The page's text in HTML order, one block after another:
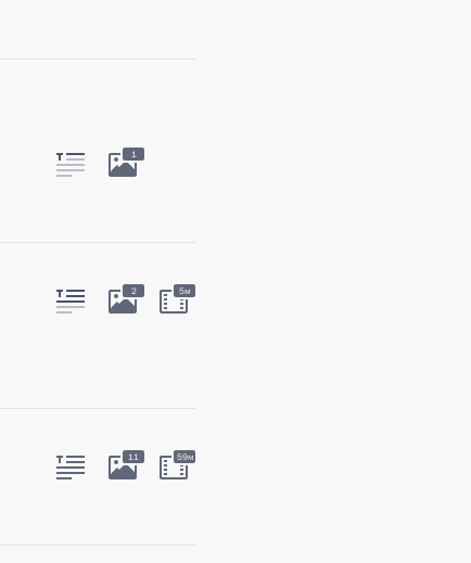
1
2 5м
11 59м